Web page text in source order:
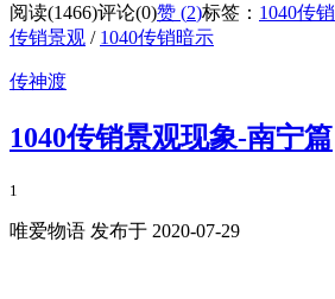
阅读(1466)评论(0)赞 (2)标签： 1040传销
传销景观 / 1040传销暗示
传神渡
1040传销景观现象-南宁篇
1
唯爱物语 发布于 2020-07-29